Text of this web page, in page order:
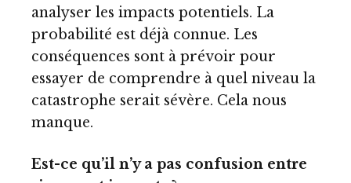
analyser les impacts potentiels. La
probabilité est déjà connue. Les
conséquences sont à prévoir pour
essayer de comprendre à quel niveau la
catastrophe serait sévère. Cela nous
manque.
Est-ce qu’il n’y a pas confusion entre